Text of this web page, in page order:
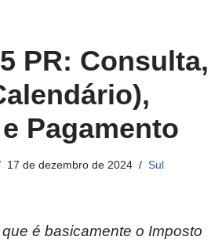
PR: Consulta,
Pagamento
17 de dezembro de 2024 Sul
é basicamente o Imposto